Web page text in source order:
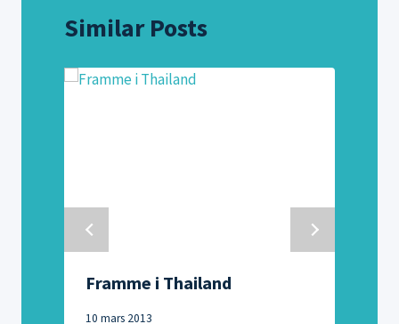
Similar Posts
Framme i Thailand
10 mars 2013